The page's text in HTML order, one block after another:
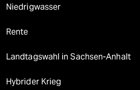
Niedrigwasser
Rente
Landtagswahl in Sachsen-Anhalt
Hybrider Krieg